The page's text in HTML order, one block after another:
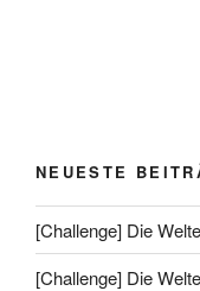
NEUESTE
[Challenge] Die
[Challenge] Die